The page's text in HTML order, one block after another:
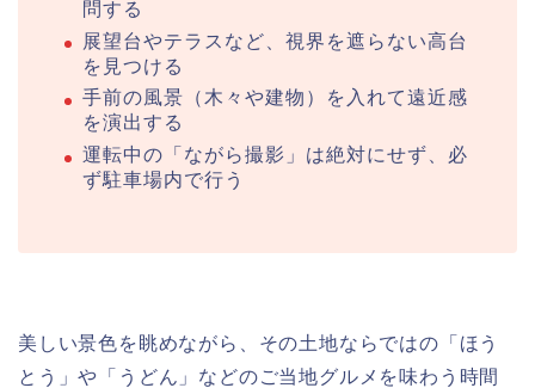
問する
展望台やテラスなど、視界を遮らない高台
を見つける
手前の風景（木々や建物）を入れて遠近感
を演出する
運転中の「ながら撮影」は絶対にせず、必
ず駐車場内で行う
美しい景色を眺めながら、その土地ならではの「ほう
とう」や「うどん」などのご当地グルメを味わう時間